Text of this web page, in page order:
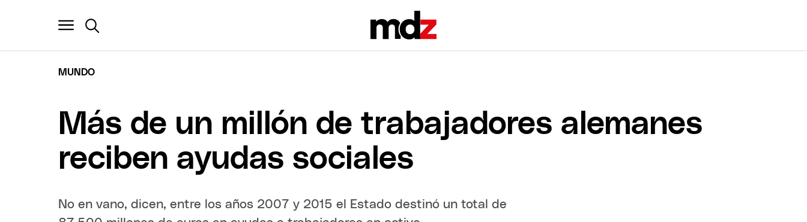
MUNDO
Más de un millón de trabajadores alemanes
reciben ayudas sociales
No en vano, dicen, entre los años 2007 y 2015 el Estado destinó un total de